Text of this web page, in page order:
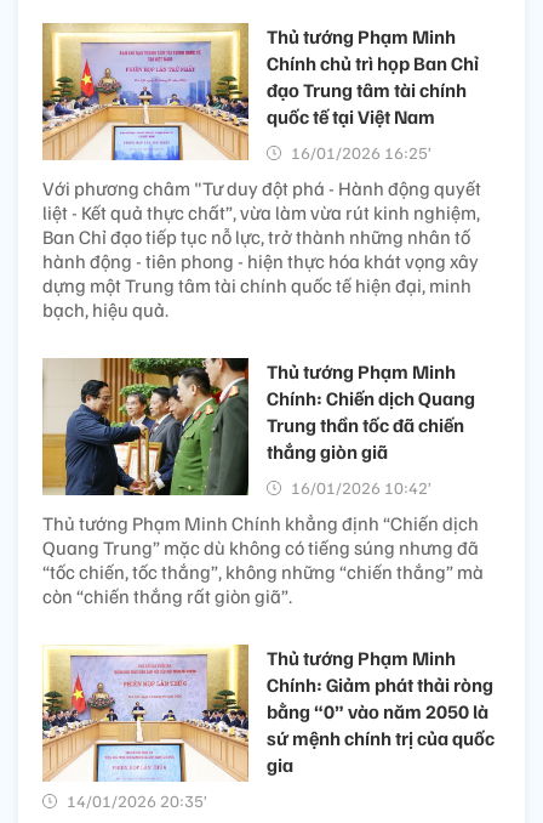
Thủ tướng Phạm Minh
Chính chủ trì họp Ban Chỉ
đạo Trung tâm tài chính
quốc tế tại Việt Nam
16/01/2026 16:25’
Với phương châm "Tư duy đột phá - Hành động quyết
liệt - Kết quả thực chất”, vừa làm vừa rút kinh nghiệm,
Ban Chỉ đạo tiếp tục nỗ lực, trở thành những nhân tố
hành động - tiên phong - hiện thực hóa khát vọng xây
dựng một Trung tâm tài chính quốc tế hiện đại, minh
bạch, hiệu quả.
Thủ tướng Phạm Minh
Chính: Chiến dịch Quang
Trung thần tốc đã chiến
thắng giòn giã
16/01/2026 10:42’
Thủ tướng Phạm Minh Chính khẳng định “Chiến dịch
Quang Trung” mặc dù không có tiếng súng nhưng đã
“tốc chiến, tốc thắng”, không những “chiến thắng” mà
còn “chiến thắng rất giòn giã”.
Thủ tướng Phạm Minh
Chính: Giảm phát thải ròng
bằng “0” vào năm 2050 là
sứ mệnh chính trị của quốc
gia
14/01/2026 20:35’